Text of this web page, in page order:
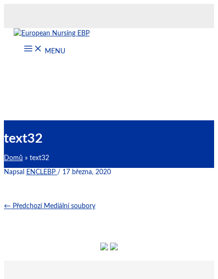
obsah
MENU
text32
Domů text32
Napsal ENCLEBP / 17 března, 2020
← Předchozí Mediální soubory